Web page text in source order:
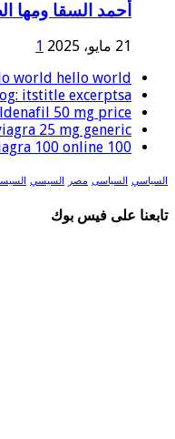
أحمد السقا ومها
21 مايو، 2025
1
world hello world...
itstitle excerptsa...
50 mg price […]...
25 mg generic […]...
100 milligram viagra: […] cheap viagra 100 online […]...
السياسي السياسى مصر السيسي
تابعنا على فيس بوك